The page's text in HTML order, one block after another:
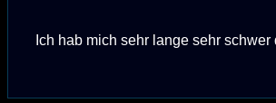
Ich hab mich sehr lange sehr